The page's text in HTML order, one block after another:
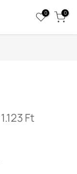
0 0
1.123 Ft